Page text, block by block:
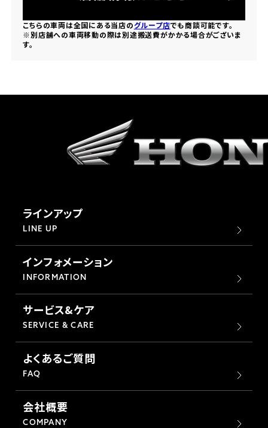
こちらの車両は全国にある当店のグループ店でも商談可能です。
※別店舗への車両移動の際は別途搬送費がかかる場合がございま
す。
ラインアップ
LINE UP
インフォメーション
INFORMATION
サービス&ケア
SERVICE & CARE
よくあるご質問
FAQ
会社概要
COMPANY
ホンダドリーム 水戸北